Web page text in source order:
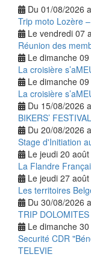
Du 01/08/2026
Trip moto Lozère
Le vendredi 07
Réunion des
Le dimanche
La croisière
Le dimanche
La croisière
Du 15/08/2026
BIKERS’
Du 20/08/2026
Stage d'Initiation
Le jeudi 20
La Flandre
Le jeudi 27
Les territoires
Du 30/08/2026
TRIP
Le dimanche
Securité CDR
TELEVIE